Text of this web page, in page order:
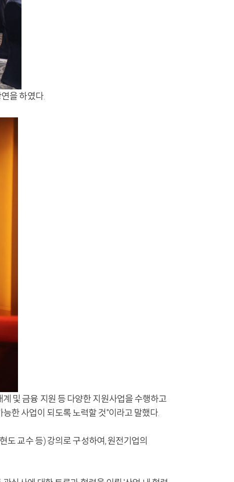
을 하였다.
및 금융 지원 등 다양한 지원사업을 수행하고
한 사업이 되도록 노력할 것"이라고 말했다.
도 교수 등) 강의로 구성하여, 원전기업의